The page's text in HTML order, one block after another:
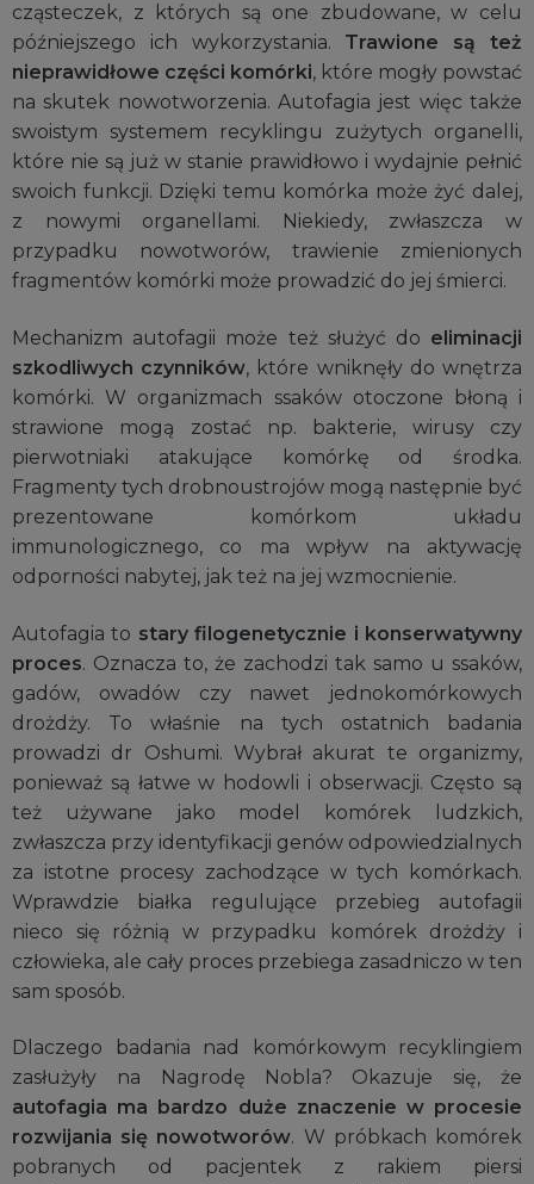
cząsteczek, z których są one zbudowane, w celu
późniejszego ich wykorzystania. Trawione są też
nieprawidłowe części komórki, które mogły powstać
na skutek nowotworzenia. Autofagia jest więc także
swoistym systemem recyklingu zużytych organelli,
które nie są już w stanie prawidłowo i wydajnie pełnić
swoich funkcji. Dzięki temu komórka może żyć dalej,
z nowymi organellami. Niekiedy, zwłaszcza w
przypadku nowotworów, trawienie zmienionych
fragmentów komórki może prowadzić do jej śmierci.
Mechanizm autofagii może też służyć do eliminacji
szkodliwych czynników, które wniknęły do wnętrza
komórki. W organizmach ssaków otoczone błoną i
strawione mogą zostać np. bakterie, wirusy czy
pierwotniaki atakujące komórkę od środka.
Fragmenty tych drobnoustrojów mogą następnie być
prezentowane komórkom układu
immunologicznego, co ma wpływ na aktywację
odporności nabytej, jak też na jej wzmocnienie.
Autofagia to stary filogenetycznie i konserwatywny
proces. Oznacza to, że zachodzi tak samo u ssaków,
gadów, owadów czy nawet jednokomórkowych
drożdży. To właśnie na tych ostatnich badania
prowadzi dr Oshumi. Wybrał akurat te organizmy,
ponieważ są łatwe w hodowli i obserwacji. Często są
też używane jako model komórek ludzkich,
zwłaszcza przy identyfikacji genów odpowiedzialnych
za istotne procesy zachodzące w tych komórkach.
Wprawdzie białka regulujące przebieg autofagii
nieco się różnią w przypadku komórek drożdży i
człowieka, ale cały proces przebiega zasadniczo w ten
sam sposób.
Dlaczego badania nad komórkowym recyklingiem
zasłużyły na Nagrodę Nobla? Okazuje się, że
autofagia ma bardzo duże znaczenie w procesie
rozwijania się nowotworów. W próbkach komórek
pobranych od pacjentek z rakiem piersi